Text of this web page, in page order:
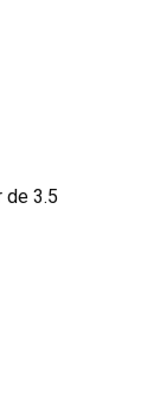
de 3.5